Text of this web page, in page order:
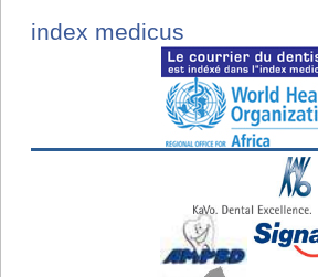
index medicus